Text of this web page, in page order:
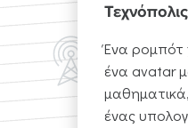
Ένα ρομπότ
ένα avatar
μαθηματικά,
ένας